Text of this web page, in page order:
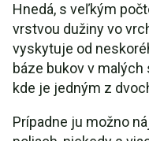
Hnedá, s veľkým
vrstvou dužiny vo
vyskytuje od
báze bukov v
kde je jedným z
Prípadne ju možno